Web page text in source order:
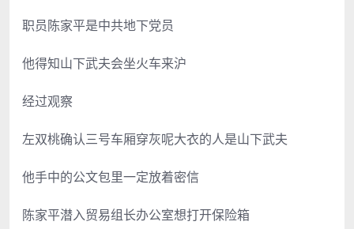
职员陈家平是中共地下党员
他得知山下武夫会坐火车来沪
经过观察
左双桃确认三号车厢穿灰呢大衣的人是山下武夫
他手中的公文包里一定放着密信
陈家平潜入贸易组长办公室想打开保险箱